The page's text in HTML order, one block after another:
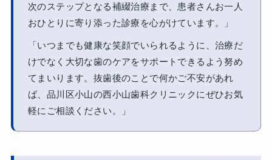
次のステップとなる補綴治療まで、患者さんお一人
おひとりに寄り添った診療を心がけています。」
「いつまでも健康な笑顔でいられるように、治療だ
けでなく大切な歯のケアをサポートできるよう努め
てまいります。抜歯後のことで何かご不安があれ
ば、品川区小山の西小山歯科クリニックにぜひお気
軽にご相談ください。」